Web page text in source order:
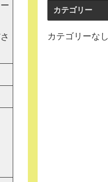
カテゴリー
カテゴリーなし